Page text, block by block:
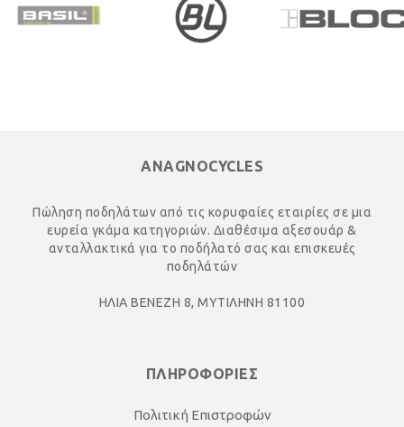
ANAGNOCYCLES
Πώληση ποδηλάτων από τις κορυφαίες εταιρίες σε μια
ευρεία γκάμα κατηγοριών. Διαθέσιμα αξεσουάρ &
ανταλλακτικά για το ποδήλατό σας και επισκευές
ποδηλάτών
ΗΛΙΑ ΒΕΝΕΖΗ 8, ΜΥΤΙΛΗΝΗ 81100
ΠΛΗΡΟΦΟΡΙΕΣ
Πολιτική Επιστροφών